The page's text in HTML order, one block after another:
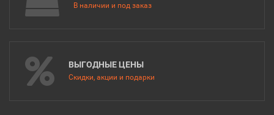
В наличии и под заказ
ВЫГОДНЫЕ ЦЕНЫ
Скидки, акции и подарки